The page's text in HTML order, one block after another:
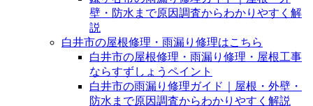
壁・防水まで原因調査からわかりやすく解
説
白井市の屋根修理・雨漏り修理はこちら
白井市の屋根修理・雨漏り修理・屋根工事
ならすずしょうペイント
白井市の雨漏り修理ガイド｜屋根・外壁・
防水まで原因調査からわかりやすく解説